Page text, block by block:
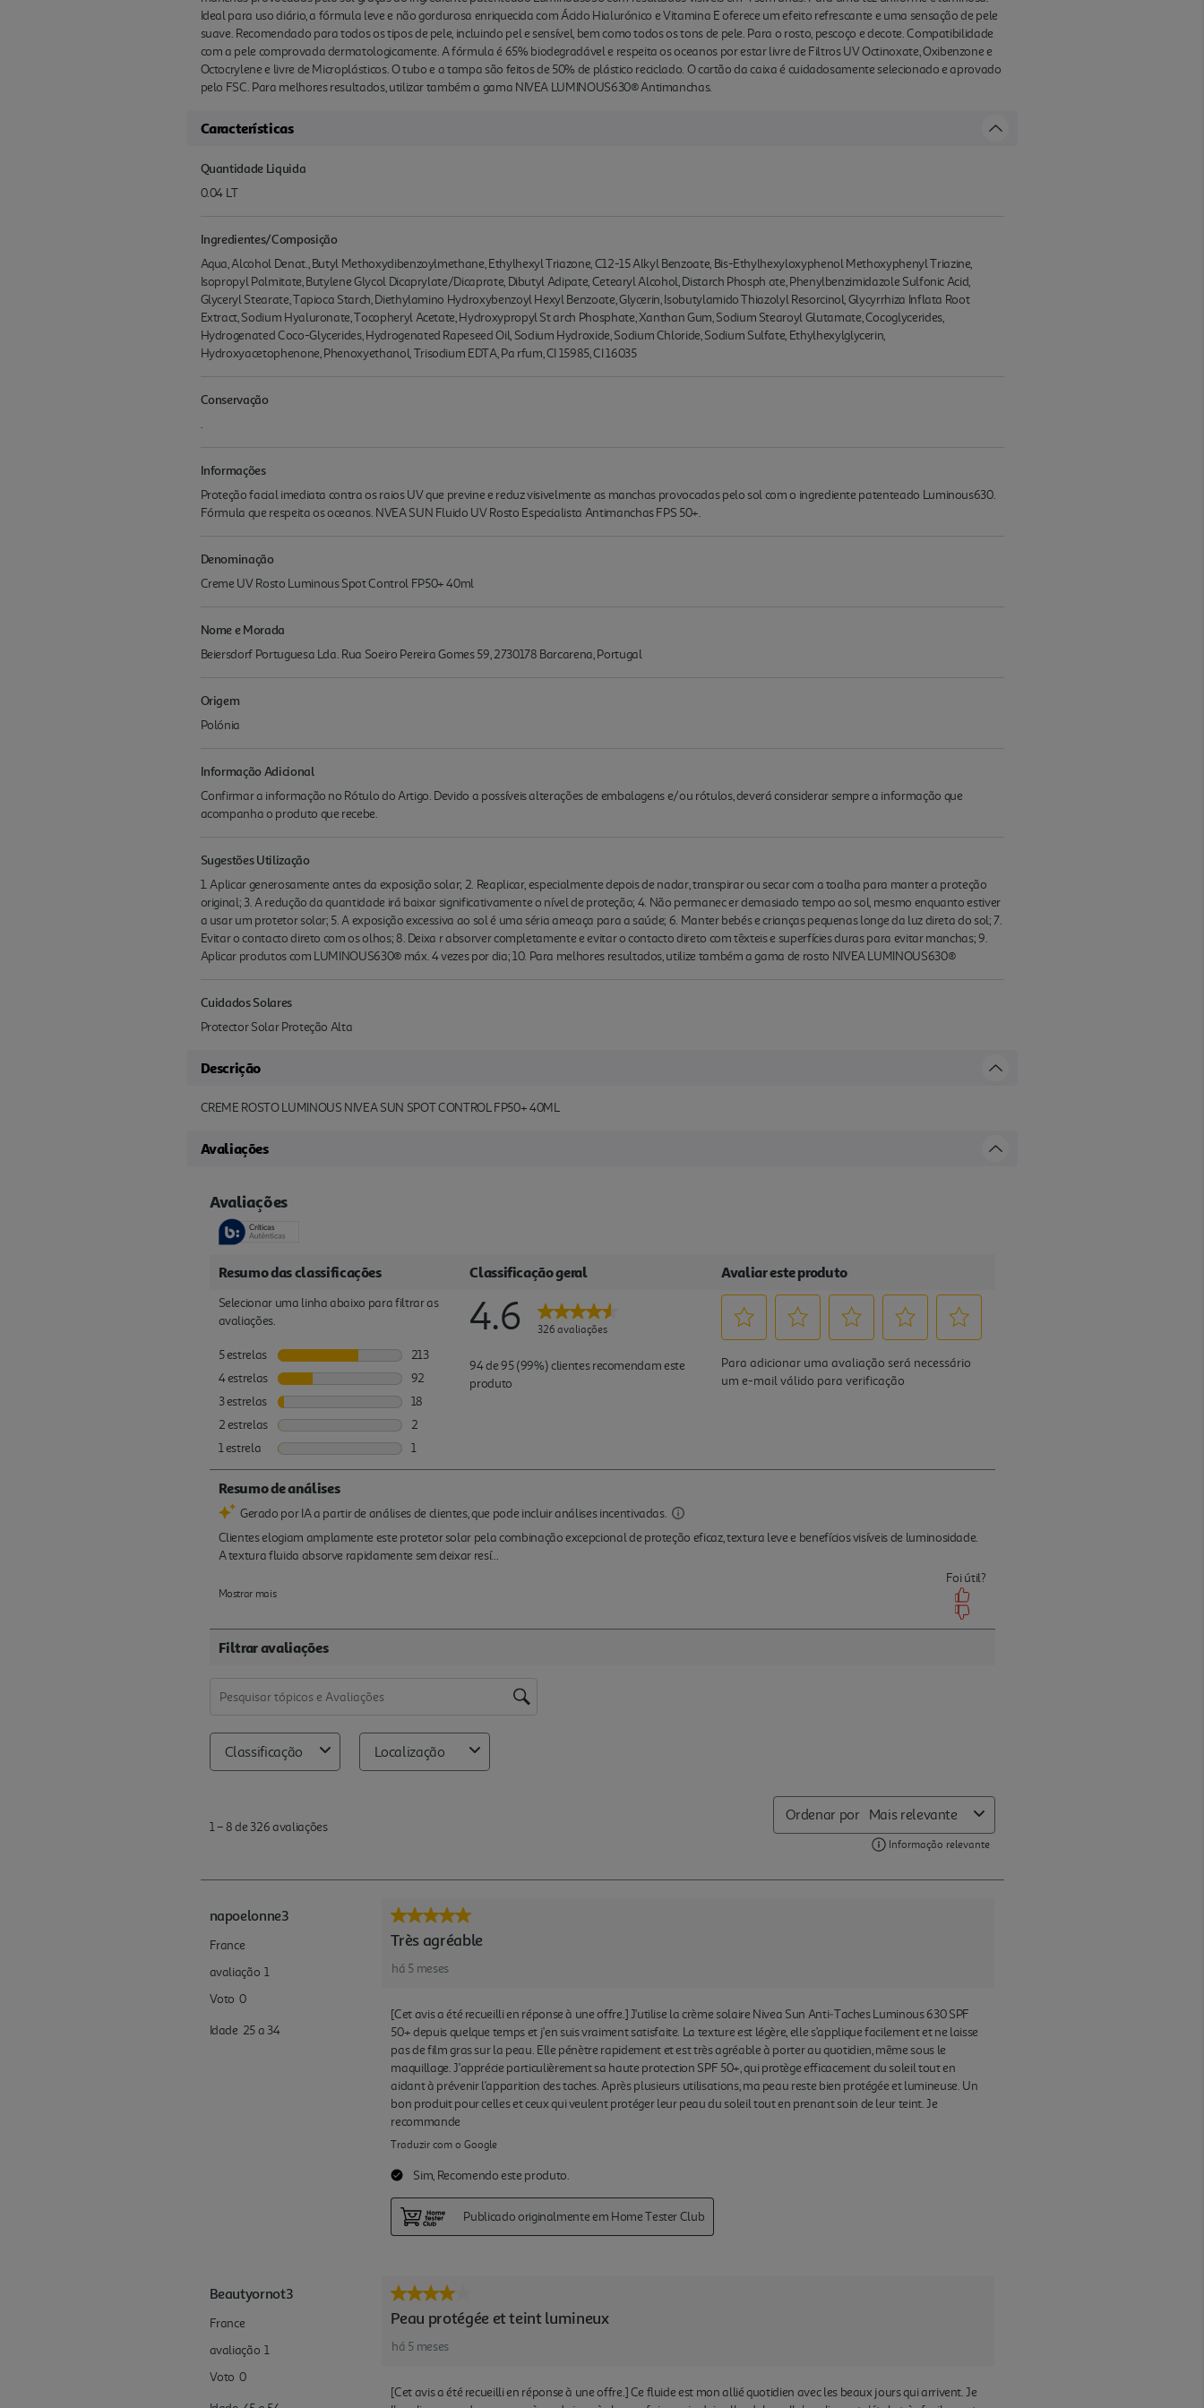
Ideal para uso diário, a fórmula leve e não gordurosa enriquecida com Ácido Hialurónico e Vitamina E oferece um efeito refrescante e uma sensação de pele
suave. Recomendado para todos os tipos de pele, incluindo pel e sensível, bem como todos os tons de pele. Para o rosto, pescoço e decote. Compatibilidade
com a pele comprovada dermatologicamente. A fórmula é 65% biodegradável e respeita os oceanos por estar livre de Filtros UV Octinoxate, Oxibenzone e
Octocrylene e livre de Microplásticos. O tubo e a tampa são feitos de 50% de plástico reciclado. O cartão da caixa é cuidadosamente selecionado e aprovado
pelo FSC. Para melhores resultados, utilizar também a gama NIVEA LUMINOUS630® Antimanchas.
Características
Quantidade Liquida
0.04 LT
Ingredientes/Composição
Aqua, Alcohol Denat., Butyl Methoxydibenzoylmethane, Ethylhexyl Triazone, C12-15 Alkyl Benzoate, Bis-Ethylhexyloxyphenol Methoxyphenyl Triazine,
Isopropyl Palmitate, Butylene Glycol Dicaprylate/Dicaprate, Dibutyl Adipate, Cetearyl Alcohol, Distarch Phosph ate, Phenylbenzimidazole Sulfonic Acid,
Glyceryl Stearate, Tapioca Starch, Diethylamino Hydroxybenzoyl Hexyl Benzoate, Glycerin, Isobutylamido Thiazolyl Resorcinol, Glycyrrhiza Inflata Root
Extract, Sodium Hyaluronate, Tocopheryl Acetate, Hydroxypropyl St arch Phosphate, Xanthan Gum, Sodium Stearoyl Glutamate, Cocoglycerides,
Hydrogenated Coco-Glycerides, Hydrogenated Rapeseed Oil, Sodium Hydroxide, Sodium Chloride, Sodium Sulfate, Ethylhexylglycerin,
Hydroxyacetophenone, Phenoxyethanol, Trisodium EDTA, Pa rfum, CI 15985, CI 16035
Conservação
.
Informações
Proteção facial imediata contra os raios UV que previne e reduz visivelmente as manchas provocadas pelo sol com o ingrediente patenteado Luminous630.
Fórmula que respeita os oceanos. NVEA SUN Fluido UV Rosto Especialista Antimanchas FPS 50+.
Denominação
Creme UV Rosto Luminous Spot Control FP50+ 40ml
Nome e Morada
Beiersdorf Portuguesa Lda. Rua Soeiro Pereira Gomes 59, 2730178 Barcarena, Portugal
Origem
Polónia
Informação Adicional
Confirmar a informação no Rótulo do Artigo. Devido a possíveis alterações de embalagens e/ou rótulos, deverá considerar sempre a informação que
acompanha o produto que recebe.
Sugestões Utilização
1. Aplicar generosamente antes da exposição solar; 2. Reaplicar, especialmente depois de nadar, transpirar ou secar com a toalha para manter a proteção
original; 3. A redução da quantidade irá baixar significativamente o nível de proteção; 4. Não permanec er demasiado tempo ao sol, mesmo enquanto estiver
a usar um protetor solar; 5. A exposição excessiva ao sol é uma séria ameaça para a saúde; 6. Manter bebés e crianças pequenas longe da luz direta do sol; 7.
Evitar o contacto direto com os olhos; 8. Deixa r absorver completamente e evitar o contacto direto com têxteis e superfícies duras para evitar manchas; 9.
Aplicar produtos com LUMINOUS630® máx. 4 vezes por dia; 10. Para melhores resultados, utilize também a gama de rosto NIVEA LUMINOUS630®
Cuidados Solares
Protector Solar Proteção Alta
Descrição
CREME ROSTO LUMINOUS NIVEA SUN SPOT CONTROL FP50+ 40ML
Avaliações